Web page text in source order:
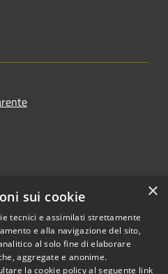
Copyright © 2026 • Comune di
×
sui cookie
tecnici e assimilati strettamente
e alla navigazione del sito,
al solo fine di elaborare
aggregate e anonime.
la cookie policy al seguente link